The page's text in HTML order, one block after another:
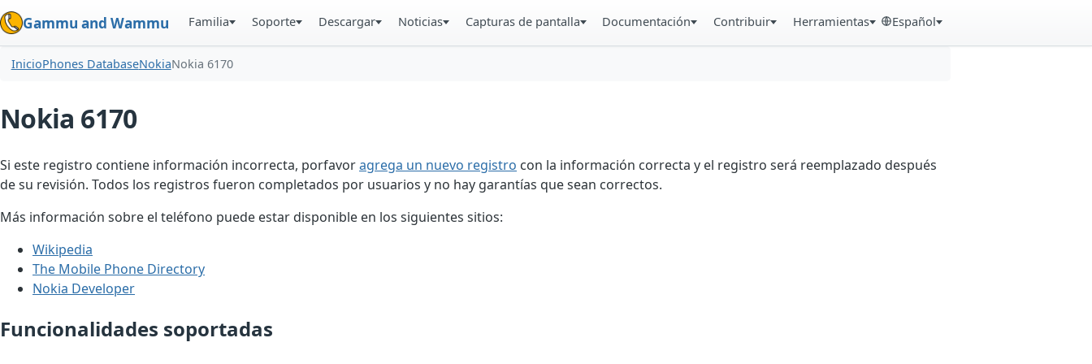
Gammu and Wammu Familia Soporte Descargar Noticias Capturas de pantalla Documentación Contribuir Herramientas Español
InicioPhones DatabaseNokiaNokia 6170
Nokia 6170
Si este registro contiene información incorrecta, porfavoragrega un nuevo registro con la información correcta y el registro será reemplazado después
de su revisión. Todos los registros fueron completados por usuarios y no hay garantías que sean correctos.
Más información sobre el teléfono puede estar disponible en los siguientes sitios:
Wikipedia
The Mobile Phone Directory
Nokia Developer
Funcionalidades soportadas